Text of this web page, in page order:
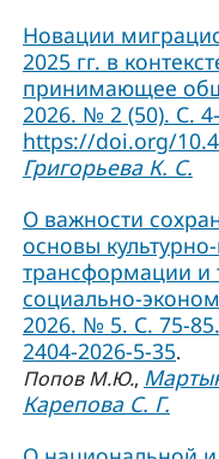
Новации
2025 гг. в
принимающее
2026. № 2 (50). С.
https://doi.org/
Григорьева К. С.
О важности
основы
трансформации и
социально-
2026. № 5. С. 75-85.
2404-2026-5-35.
Попов М.Ю.,
Карепова С. Г.